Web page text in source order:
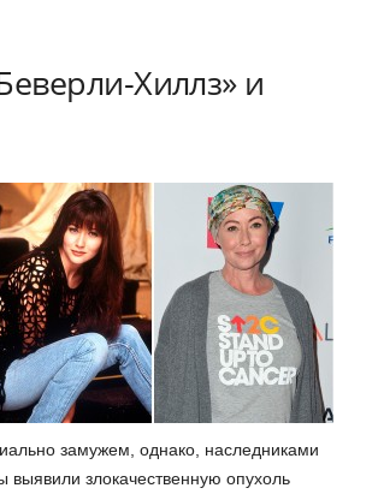
Хиллз» и
замужем, однако, наследниками
выявили злокачественную опухоль